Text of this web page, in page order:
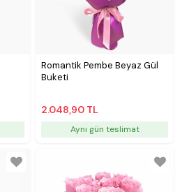
Romantik Pembe Beyaz Gül
Buketi
2.048,90 TL
Aynı gün teslimat